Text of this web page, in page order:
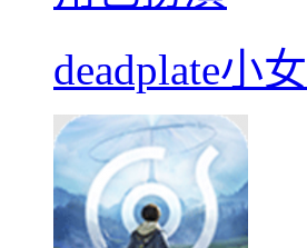
deadplate小